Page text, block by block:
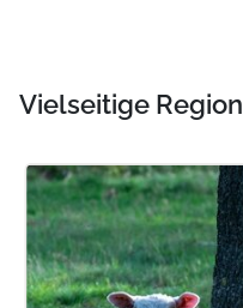
Vielseitige Region